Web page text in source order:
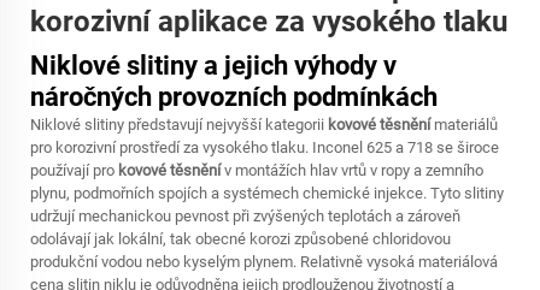
korozivní aplikace za vysokého tlaku
Niklové slitiny a jejich výhody v
náročných provozních podmínkách
Niklové slitiny představují nejvyšší kategorii kovové těsnění materiálů
pro korozivní prostředí za vysokého tlaku. Inconel 625 a 718 se široce
používají pro kovové těsněnív montážích hlav vrtů v ropy a zemního
plynu, podmořních spojích a systémech chemické injekce. Tyto slitiny
udržují mechanickou pevnost při zvýšených teplotách a zároveň
odolávají jak lokální, tak obecné korozi způsobené chloridovou
produkční vodou nebo kyselým plynem. Relativně vysoká materiálová
cena slitin niklu je odůvodněna jejich prodlouženou životností a